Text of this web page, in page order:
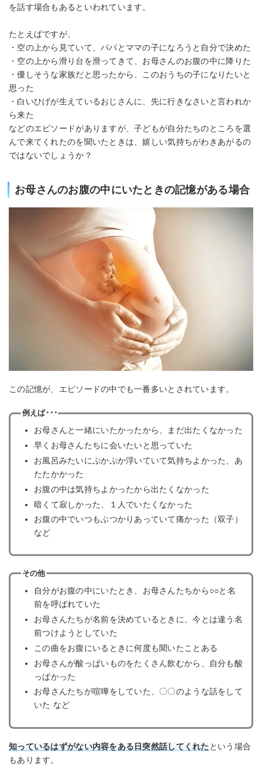
を話す場合もあるといわれています。
たとえばですが、
・空の上から見ていて、パパとママの子になろうと自分で決めた
・空の上から滑り台を滑ってきて、お母さんのお腹の中に降りた
・優しそうな家族だと思ったから、このおうちの子になりたいと
思った
・白いひげが生えているおじさんに、先に行きなさいと言われか
ら来た
などのエピソードがありますが、子どもが自分たちのところを選
んで来てくれたのを聞いたときは、嬉しい気持ちがわきあがるの
ではないでしょうか？
お母さんのお腹の中にいたときの記憶がある場合
この記憶が、エピソードの中でも一番多いとされています。
例えば･･･
お母さんと一緒にいたかったから、まだ出たくなかった
早くお母さんたちに会いたいと思っていた
お風呂みたいにぷかぷか浮いていて気持ちよかった、あ
たたかかった
お腹の中は気持ちよかったから出たくなかった
暗くて寂しかった、１人でいたくなかった
お腹の中でいつもぶつかりあっていて痛かった（双子）
など
その他
自分がお腹の中にいたとき、お母さんたちから○○と名
前を呼ばれていた
お母さんたちが名前を決めているときに、今とは違う名
前つけようとしていた
この曲をお腹にいるときに何度も聞いたことある
お母さんが酸っぱいものをたくさん飲むから、自分も酸
っぱかった
お母さんたちが喧嘩をしていた、〇〇のような話をして
いた など
知っているはずがない内容をある日突然話してくれた という場合
もあります。